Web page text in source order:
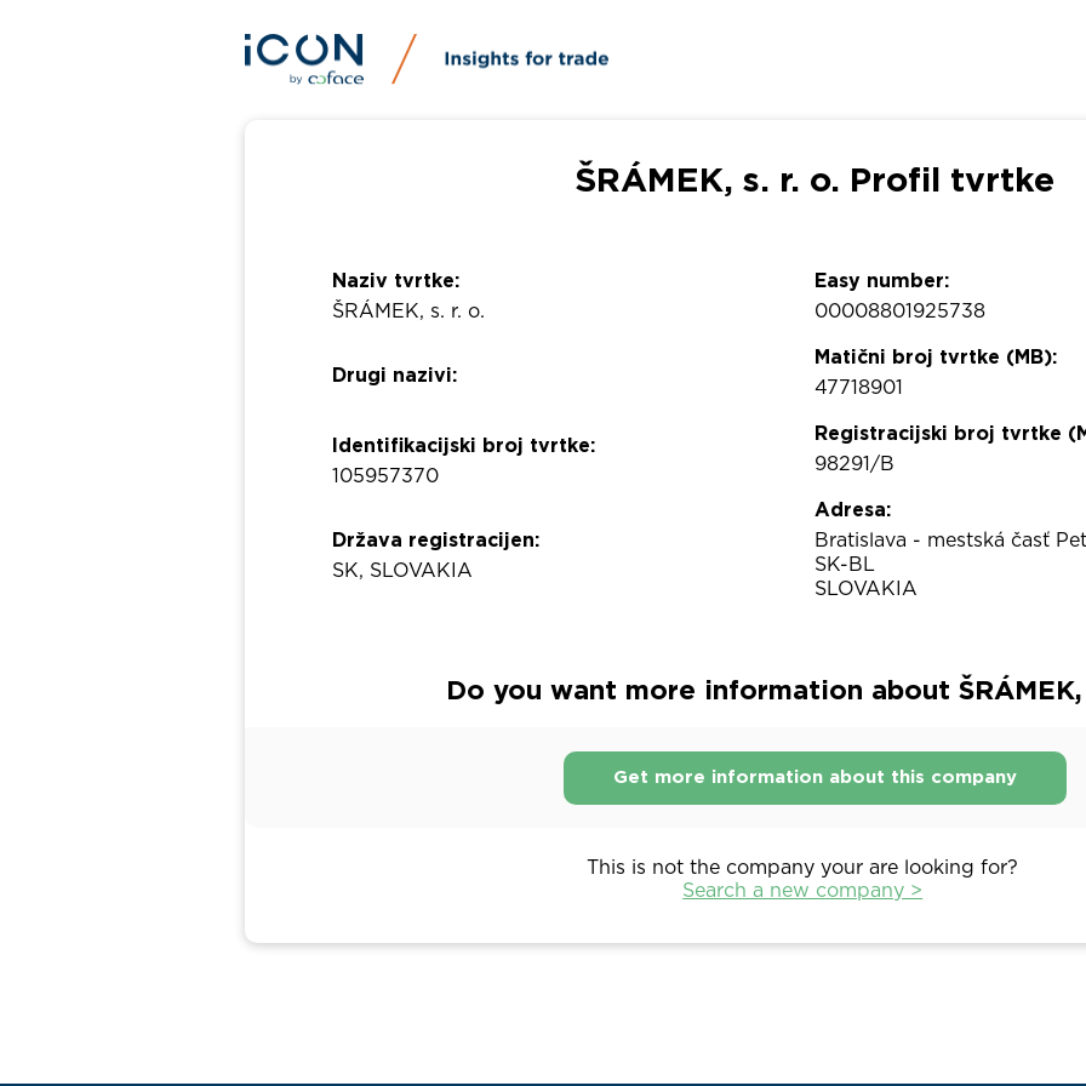
ŠRÁMEK, s. r. o. Profil tvrtke
Naziv tvrtke:
ŠRÁMEK, s. r. o.
Drugi nazivi:
Identifikacijski broj tvrtke:
105957370
Država registracijen:
SK, SLOVAKIA
Easy number:
00008801925738
Matični broj tvrtke (MB):
47718901
Registracijski broj tvrtke
98291/B
Adresa:
Bratislava - mestská časť
SK-BL
SLOVAKIA
Do you want more information about ŠRÁMEK,
Get more information about this company
This is not the company your are looking for?
Search a new company >